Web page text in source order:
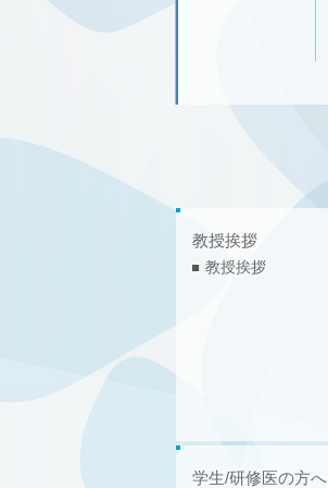
教授挨拶
教授挨拶
学生/研修医の方へ